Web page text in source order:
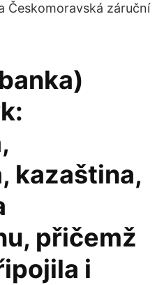
Českomoravská záruční
kazaština,
přičemž
i